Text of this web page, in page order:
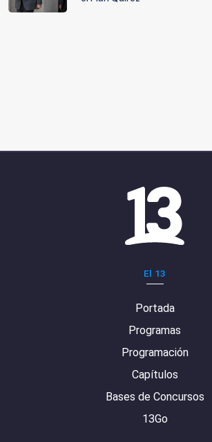
El 13
Portada
Programas
Programación
Capítulos
Bases de Concursos
13Go